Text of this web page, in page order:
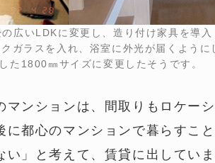
広いLDKに変更し、造り付け家具を導
ガラスを入れ、浴室に外光が届くように
た1800㎜サイズに変更したそうです。
マンションは、間取りもロケー
に都心のマンションで暮らすこ
い」と考えて、賃貸に出してい